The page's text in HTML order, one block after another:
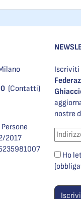
(Contatti)
2017
Iscriviti
nostre
Ho